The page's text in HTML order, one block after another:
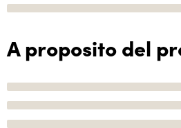
A proposito del